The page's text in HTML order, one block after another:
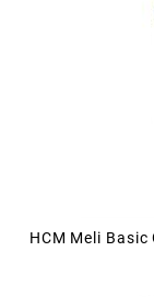
HCM Meli